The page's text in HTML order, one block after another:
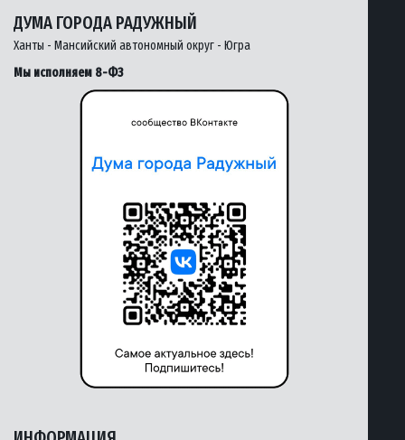
ДУМА ГОРОДА РАДУЖНЫЙ
Ханты - Мансийский автономный округ - Югра
Мы исполняем 8-ФЗ